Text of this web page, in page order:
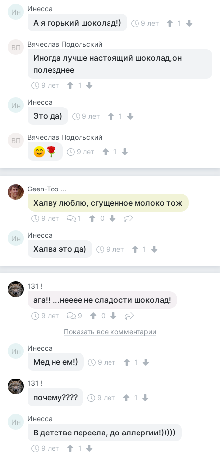
Ин Инесса
А я горький шоколад!) 9 лет 1
ВП Вячеслав Подольский
Иногда лучше настоящий шоколад,он
полезднее
9 лет 1
Ин Инесса
Это да) 9 лет 1
ВП
Вячеслав Подольский
9 лет
1
Geen-Too ...
Халву люблю, сгущенное молоко тож
9 лет 1 0
Ин Инесса
Халва это да) 9 лет 1
131 !
ага!! ...нееее не сладости шоколад!
9 лет 9
0
Показать все комментарии
Ин Инесса
Мед не ем!) 9 лет 1
131 !
почему???? 9 лет 1
Ин Инесса
В детстве переела, до аллергии!)))))
9 лет
1